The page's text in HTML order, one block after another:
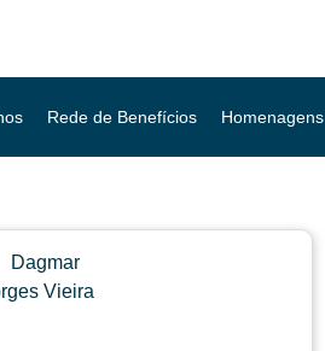
Rede de Benefícios Homenagens